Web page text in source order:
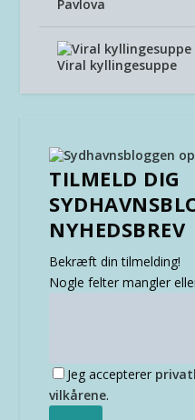
Pavlova
Viral kyllingesuppe
TILMELD DIG
NYHEDSBREV
Bekræft din tilmelding!
Nogle felter mangler
Jeg accepterer
vilkårene.